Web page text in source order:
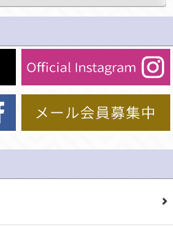
れた場合。
(5)業務を円滑に進めるために、外部業者に個人データの一部又は全部の処理を委託する場合（ただし、委託する場合は委託した個人データの安全管理が図られるように、委託先に対する必要かつ適切な監督を行ないます）。
当社への個人情報の提供はお客様の任意ですが、必要な個人情報をご提供いただけない場合、当社のサービス等が利用できない場合がありますのでご了承下さい。
方法による個人情報の取得